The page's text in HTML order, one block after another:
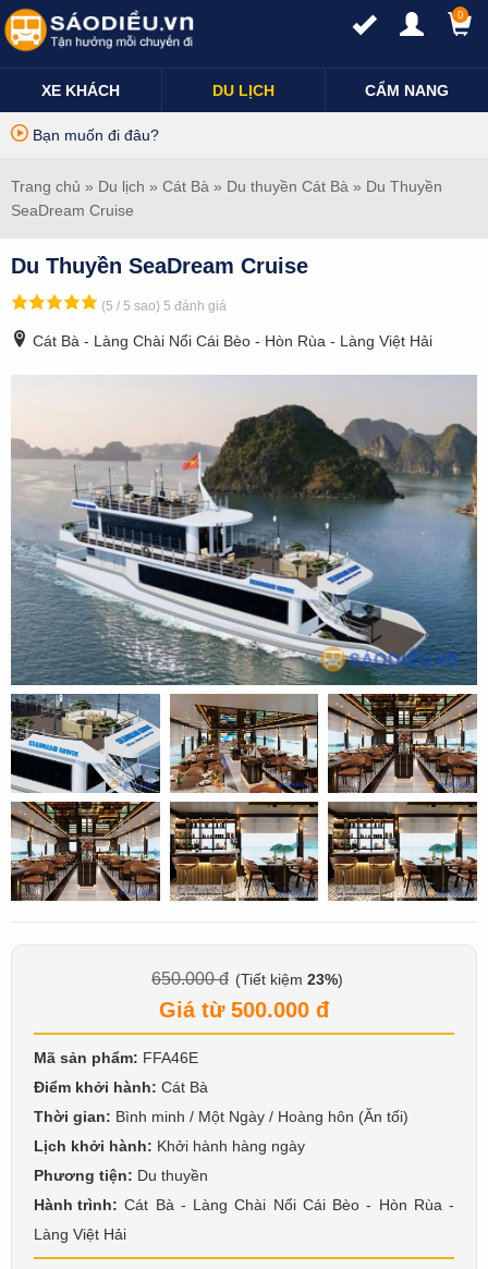
0
XE KHÁCH DU LỊCH CẨM NANG
Bạn muốn đi đâu?
Trang chủ » Du lịch » Cát Bà » Du thuyền Cát Bà » Du Thuyền
SeaDream Cruise
Du Thuyền SeaDream Cruise
(5 / 5 sao) 5 đánh giá
Cát Bà - Làng Chài Nổi Cái Bèo - Hòn Rùa - Làng Việt Hải
650.000 đ (Tiết kiệm 23%)
Giá từ 500.000 đ
Mã sản phẩm: FFA46E
Điểm khởi hành: Cát Bà
Thời gian: Bình minh / Một Ngày / Hoàng hôn (Ăn tối)
Lịch khởi hành: Khởi hành hàng ngày
Phương tiện: Du thuyền
Hành trình: Cát Bà - Làng Chài Nổi Cái Bèo - Hòn Rùa -
Làng Việt Hải